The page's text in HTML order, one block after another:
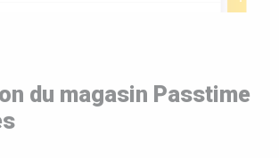
du magasin Passtime